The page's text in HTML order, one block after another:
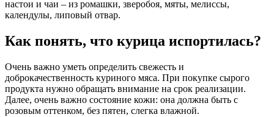
настои и чаи – из ромашки, зверобоя, мяты, мелиссы,
календулы, липовый отвар.
Как понять, что курица испортилась?
Очень важно уметь определить свежесть и
доброкачественность куриного мяса. При покупке сырого
продукта нужно обращать внимание на срок реализации.
Далее, очень важно состояние кожи: она должна быть с
розовым оттенком, без пятен, слегка влажной.